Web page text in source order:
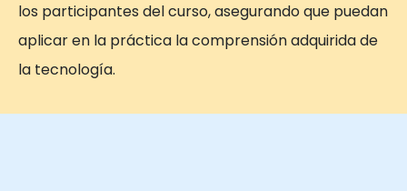
los participantes del curso, asegurando que puedan
aplicar en la práctica la comprensión adquirida de
la tecnología.